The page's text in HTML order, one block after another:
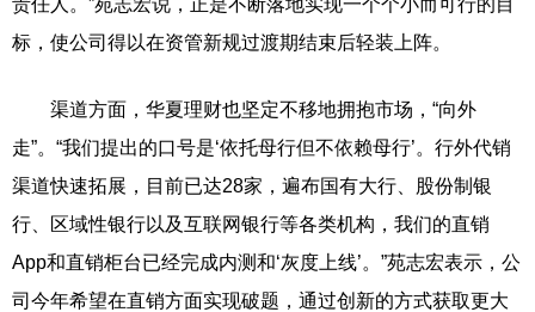
标，使公司得以在资管新规过渡期结束后轻装上阵。
渠道方面，华夏理财也坚定不移地拥抱市场，“向外
走”。“我们提出的口号是‘依托母行但不依赖母行’。行外代销
渠道快速拓展，目前已达28家，遍布国有大行、股份制银
行、区域性银行以及互联网银行等各类机构，我们的直销
App和直销柜台已经完成内测和‘灰度上线’。”苑志宏表示，公
司今年希望在直销方面实现破题，通过创新的方式获取更大